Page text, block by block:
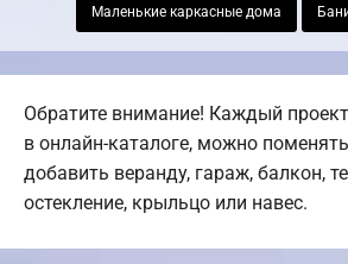
Маленькие каркасные дома
Обратите внимание! Каждый
в онлайн-каталоге, можно
добавить веранду, гараж, балкон,
остекление, крыльцо или навес.